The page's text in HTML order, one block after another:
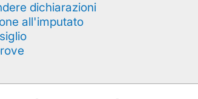
dichiarazioni
all'imputato